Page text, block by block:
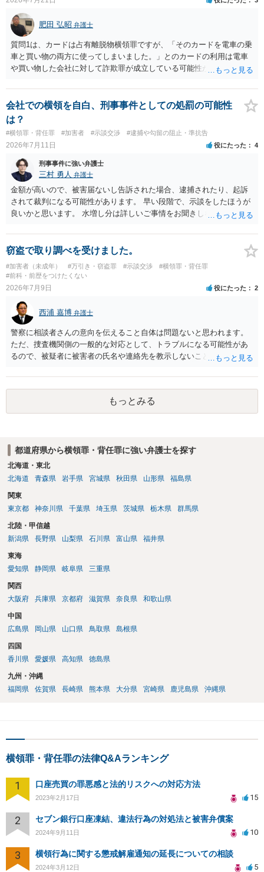
肥田 弘昭 弁護士
質問1は、カードは占有離脱物横領罪ですが、「そのカードを電車の乗
車と買い物の両方に使ってしまいました。」とのカードの利用は電車
や買い物した会社に対して詐欺罪が成立している可能性があります。
質問３は弁護士と相談して弁護士にして貰うと良いかと思います。弁
護士費用はケースバイケースですが着手金としては33万円以上が相場
かと思います。ご参考にしてください。
会社での横領を自白、刑事事件としての処罰の可能性
は？
#横領罪・背任罪 #加害者 #示談交渉 #逮捕や勾留の阻止・準抗告
2026年7月11日 役にたった 4
刑事事件に強い弁護士
三村 勇人 弁護士
金額が高いので、被害届ないし告訴された場合、逮捕されたり、起訴
されて裁判になる可能性があります。 早い段階で、示談をしたほうが
良いかと思います。 水増し分は詳しいご事情をお聞きしなければお答
窃盗で取り調べを受けました。
#加害者（未成年） #万引き・窃盗罪 #示談交渉
#横領罪・背任罪
#前科・前歴をつけたくない
2026年7月9日 役にたった 2
西浦 嘉博 弁護士
警察に相談者さんの意向を伝えること自体は問題ないと思われます。
ただ、捜査機関側の一般的な対応として、トラブルになる可能性があ
るので、被疑者に被害者の氏名や連絡先を教示しないことがあり得ま
でしたら、弁護士に依頼される必要が生じます。 なお、捜査機関の言
う「横領罪」は、相談の背景に記載されている事情から占有離脱物横
領罪を指すと思われます。 上記、ご参考ください。
もっとみる
都道府県から横領罪・背任罪に強い弁護士を探す
北海道・東北
北海道
青森県 岩手県 宮城県 秋田県 山形県 福島県
関東
東京都
神奈川県 千葉県 埼玉県 茨城県 栃木県 群馬県
北陸・甲信越
新潟県
長野県 山梨県 石川県 富山県 福井県
東海
愛知県
静岡県 岐阜県 三重県
関西
大阪府
兵庫県 京都府 滋賀県 奈良県 和歌山県
中国
広島県
岡山県 山口県 鳥取県 島根県
四国
香川県
愛媛県 高知県 徳島県
九州・沖縄
福岡県
佐賀県 長崎県 熊本県 大分県 宮崎県 鹿児島県 沖縄県
横領罪・背任罪の法律Q&Aランキング
1 口座売買の罪悪感と法的リスクへの対応方法
2023年2月17日 15
2 セブン銀行口座凍結、違法行為の対処法と被害弁償案
2024年9月11日 10
3 横領行為に関する懲戒解雇通知の延長についての相談
2024年3月12日 5